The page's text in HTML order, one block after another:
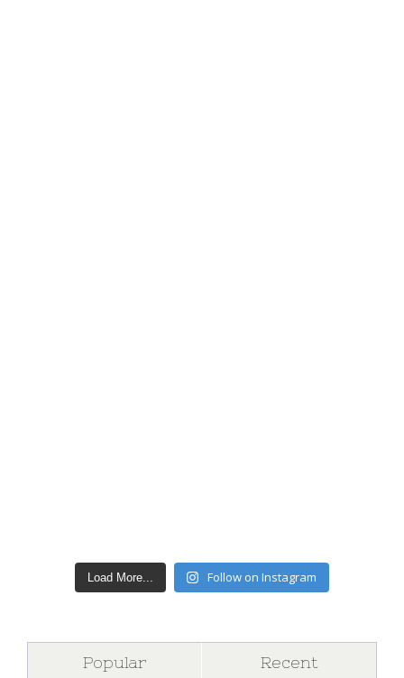
Load More... Follow on Instagram
Popular Recent